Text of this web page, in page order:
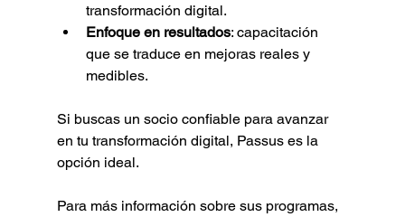
transformación digital.
Enfoque en resultados: capacitación
que se traduce en mejoras reales y
medibles.
Si buscas un socio confiable para avanzar
en tu transformación digital, Passus es la
opción ideal.
Para más información sobre sus programas,